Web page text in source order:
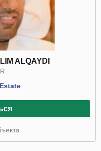
ALQAYDI